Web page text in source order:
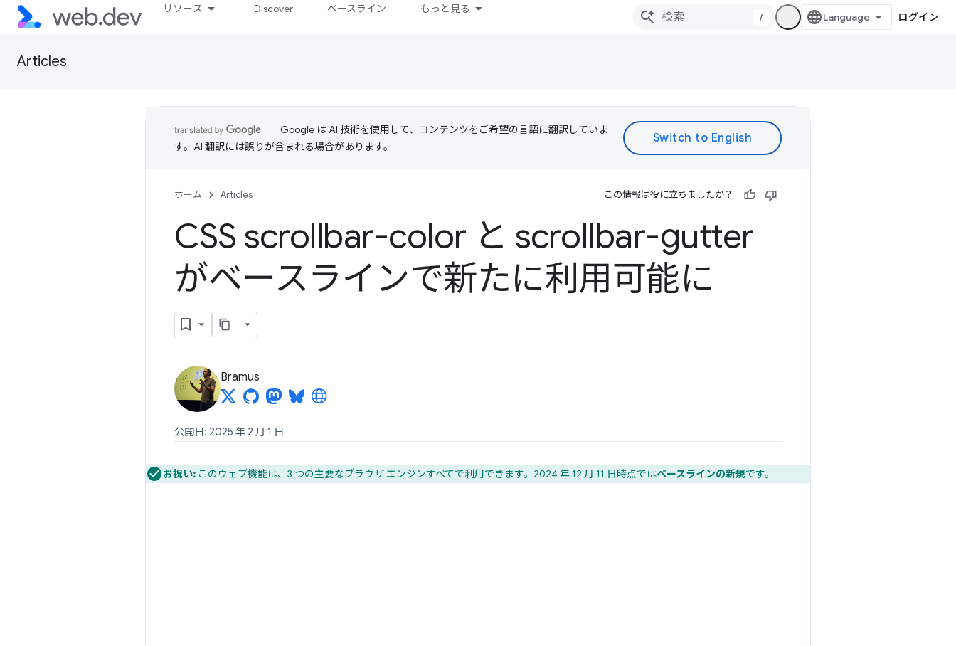
リソース Discover ベースライン もっと見る
/ ログイン
Articles
Google は AI 技術を使用して、コンテンツをご希望の言語に翻訳していま
す。AI 翻訳には誤りが含まれる場合があります。
ホーム Articles この情報は役に立ちましたか？
CSS scrollbar-color と scrollbar-gutter
がベースラインで新たに利用可能に
Bramus
公開日: 2025 年 2 月 1 日
お祝い: このウェブ機能は、3 つの主要なブラウザ エンジンすべてで利用できます。2024 年 12 月 11 日時点ではベースラインの新規です。